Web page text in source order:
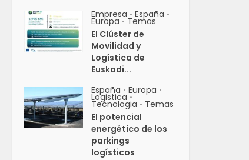
Empresa • España •
Europa • Temas
El Clúster de
Movilidad y
Logística de
Euskadi...
España • Europa •
Logistica •
Tecnologia • Temas
El potencial
energético de los
parkings
logísticos